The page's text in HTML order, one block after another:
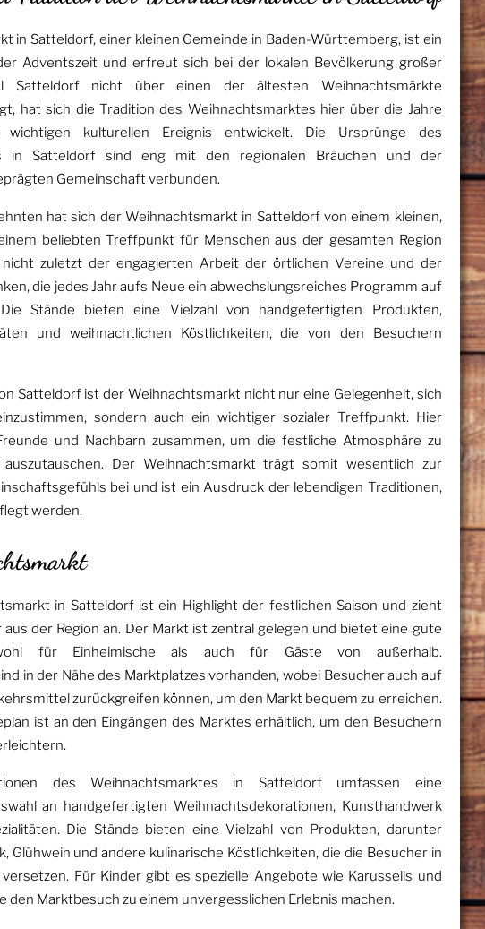
in Satteldorf, einer kleinen Gemeinde in Baden-Württemberg, ist ein
Adventszeit und erfreut sich bei der lokalen Bevölkerung großer
Satteldorf nicht über einen der ältesten Weihnachtsmärkte
hat sich die Tradition des Weihnachtsmarktes hier über die Jahre
kulturellen Ereignis entwickelt. Die Ursprünge des
in Satteldorf sind eng mit den regionalen Bräuchen und der
Gemeinschaft verbunden.
hat sich der Weihnachtsmarkt in Satteldorf von einem kleinen,
beliebten Treffpunkt für Menschen aus der gesamten Region
zuletzt der engagierten Arbeit der örtlichen Vereine und der
die jedes Jahr aufs Neue ein abwechslungsreiches Programm auf
Stände bieten eine Vielzahl von handgefertigten Produkten,
und weihnachtlichen Köstlichkeiten, die von den Besuchern
Satteldorf ist der Weihnachtsmarkt nicht nur eine Gelegenheit, sich
sondern auch ein wichtiger sozialer Treffpunkt. Hier
und Nachbarn zusammen, um die festliche Atmosphäre zu
Der Weihnachtsmarkt trägt somit wesentlich zur
bei und ist ein Ausdruck der lebendigen Traditionen,
werden.
in Satteldorf ist ein Highlight der festlichen Saison und zieht
aus der Region an. Der Markt ist zentral gelegen und bietet eine gute
für Einheimische als auch für Gäste von außerhalb.
in der Nähe des Marktplatzes vorhanden, wobei Besucher auch auf
zurückgreifen können, um den Markt bequem zu erreichen.
ist an den Eingängen des Marktes erhältlich, um den Besuchern
des Weihnachtsmarktes in Satteldorf umfassen eine
an handgefertigten Weihnachtsdekorationen, Kunsthandwerk
Die Stände bieten eine Vielzahl von Produkten, darunter
Glühwein und andere kulinarische Köstlichkeiten, die die Besucher in
Für Kinder gibt es spezielle Angebote wie Karussells und
den Marktbesuch zu einem unvergesslichen Erlebnis machen.